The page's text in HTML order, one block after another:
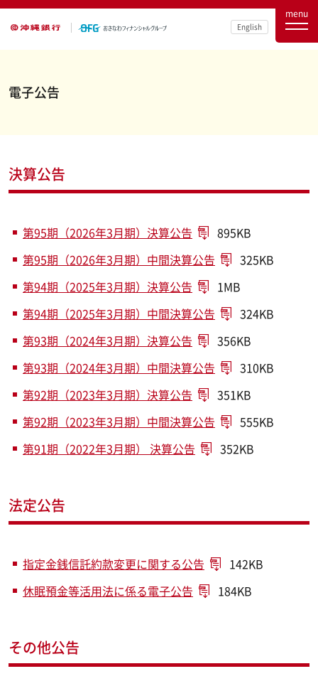
English
menu
電子公告
決算公告
第95期（2026年3月期）決算公告
895KB
第95期（2026年3月期）中間決算公告
325KB
第94期（2025年3月期）決算公告
1MB
第94期（2025年3月期）中間決算公告
324KB
第93期（2024年3月期）決算公告
356KB
第93期（2024年3月期）中間決算公告
310KB
第92期（2023年3月期）決算公告
351KB
第92期（2023年3月期）中間決算公告
555KB
第91期（2022年3月期） 決算公告
352KB
法定公告
指定金銭信託約款変更に関する公告
142KB
休眠預金等活用法に係る電子公告
184KB
その他公告